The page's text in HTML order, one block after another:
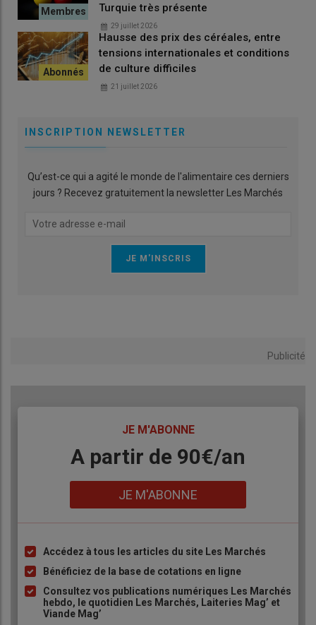
Turquie très présente
29 juillet 2026
Hausse des prix des céréales, entre
tensions internationales et conditions
de culture difficiles
21 juillet 2026
INSCRIPTION NEWSLETTER
Qu’est-ce qui a agité le monde de l'alimentaire ces derniers
jours ? Recevez gratuitement la newsletter Les Marchés
Publicité
JE M'ABONNE
BodyA partir de 90€/an
JE M'ABONNE
Liste
à
puce
Accédez à tous les articles du site Les Marchés
Bénéficiez de la base de cotations en ligne
Consultez vos publications numériques Les Marchés
hebdo, le quotidien Les Marchés, Laiteries Mag’ et
Viande Mag’